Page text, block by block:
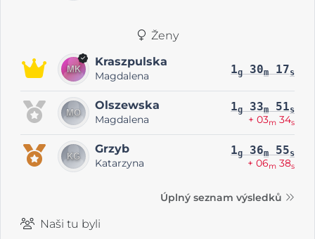
Ženy
Kraszpulska
Magdalena 1g 30m 17s
Olszewska
Magdalena
1g 33m 51s
+ 03m 34s
Grzyb
Katarzyna
1g 36m 55s
+ 06m 38s
Úplný seznam výsledků
Naši tu byli